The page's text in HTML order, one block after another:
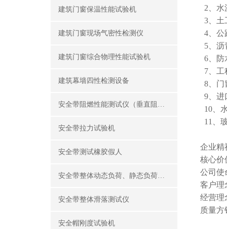
建筑门窗保温性能试验机
建筑门窗现场气密性检测仪
建筑门窗综合物理性能试验机
建筑幕墙四性检测设备
安全带阻燃性能测试仪（垂直阻燃仪）
安全带拉力试验机
安全带测试橡胶假人
安全带整体动态负荷、静态负荷测试仪
安全带整体滑落测试仪
安全帽刚度试验机
2、水
3、土
4、公
5、沥
6、防
7、工
8、门
9、进
10、
11、
企业精
核心价
公司使
客户理
经营理
质量